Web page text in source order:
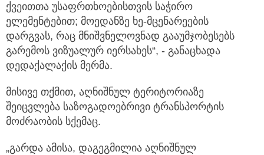
ქვეითთა უსაფრთხოებისთვის საჭირო
ელემენტებით; მოედანზე ხე-მცენარეების
დარგვას, რაც მნიშვნელოვნად გააუმჯობესებს
გარემოს ვიზუალურ იერსახეს“, - განაცხადა
დედაქალაქის მერმა.
მისივე თქმით, აღნიშნულ ტერიტორიაზე
შეიცვლება საზოგადოებრივი ტრანსპორტის
მოძრაობის სქემაც.
„გარდა ამისა, დაგეგმილია აღნიშნულ